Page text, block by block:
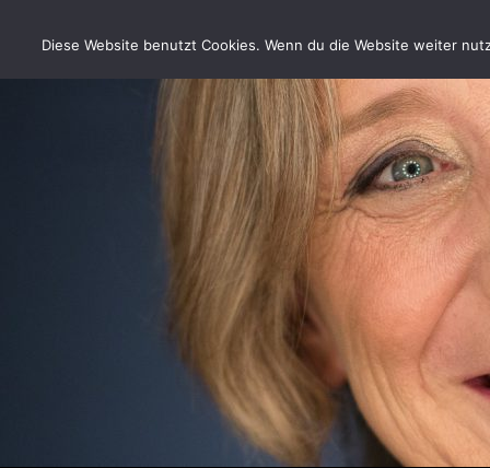
InhaltDiese Website benutzt Cookies. Wenn du die Website weiter